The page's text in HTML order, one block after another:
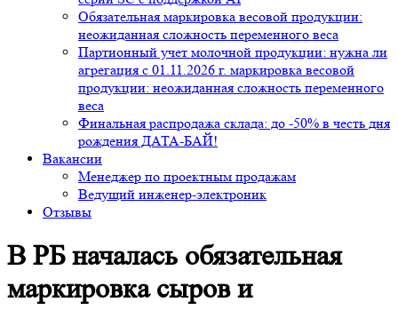
Обязательная маркировка весовой продукции:
неожиданная сложность переменного веса
Партионный учет молочной продукции: нужна ли
агрегация с 01.11.2026 г. маркировка весовой
продукции: неожиданная сложность переменного
веса
Финальная распродажа склада: до -50% в честь дня
рождения ДАТА-БАЙ!
Вакансии
Менеджер по проектным продажам
Ведущий инженер-электроник
Отзывы
В РБ началась обязательная
маркировка сыров и